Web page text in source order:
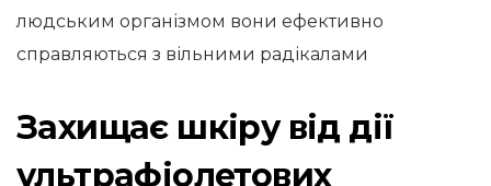
людським організмом вони ефективно
справляються з вільними радікалами
Захищає шкіру від дії
ультрафіолетових